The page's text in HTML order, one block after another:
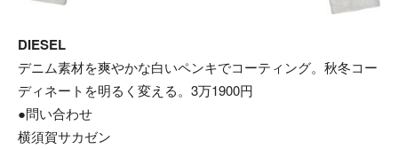
DIESEL
デニム素材を爽やかな白いペンキでコーティング。秋冬コー
ディネートを明るく変える。3万1900円
●問い合わせ
横須賀サカゼン